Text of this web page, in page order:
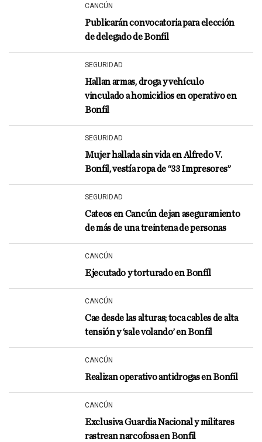
CANCÚN
Publicarán convocatoria para elección
de delegado de Bonfil
SEGURIDAD
Hallan armas, droga y vehículo
vinculado a homicidios en operativo en
Bonfil
SEGURIDAD
Mujer hallada sin vida en Alfredo V.
Bonfil, vestía ropa de “33 Impresores”
SEGURIDAD
Cateos en Cancún dejan aseguramiento
de más de una treintena de personas
CANCÚN
Ejecutado y torturado en Bonfíl
CANCÚN
Cae desde las alturas; toca cables de alta
tensión y ‘sale volando’ en Bonfil
CANCÚN
Realizan operativo antidrogas en Bonfil
CANCÚN
Exclusiva Guardia Nacional y militares
rastrean narcofosa en Bonfil